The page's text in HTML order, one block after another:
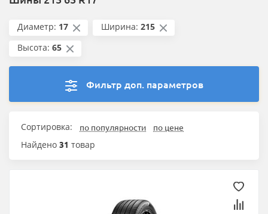
Диаметр: 17 Ширина: 215
Высота: 65
Фильтр доп. параметров
Сортировка: по популярности по цене
Найдено 31 товар